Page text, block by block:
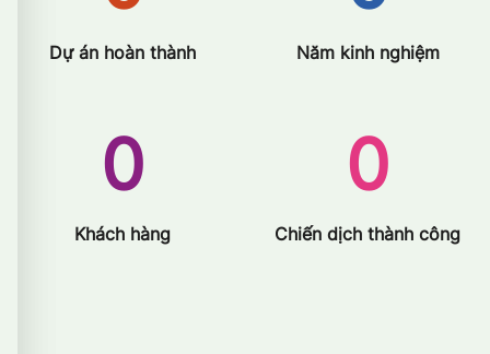
Dự án hoàn thành Năm kinh nghiệm
0
Khách hàng
0
Chiến dịch thành công